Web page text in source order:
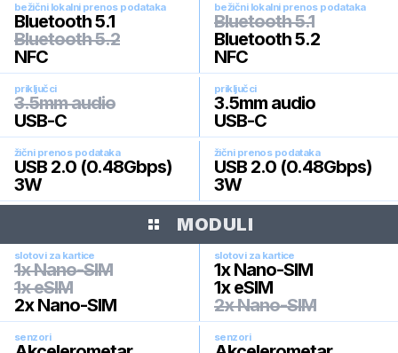
bežični lokalni prenos podataka
Bluetooth 5.1
Bluetooth 5.2
NFC
bežični lokalni prenos podataka
Bluetooth 5.1
Bluetooth 5.2
NFC
priključci
3.5mm audio
USB-C
priključci
3.5mm audio
USB-C
žični prenos podataka
USB 2.0 (0.48Gbps)
3W
žični prenos podataka
USB 2.0 (0.48Gbps)
3W
MODULI
slotovi za kartice
1x Nano-SIM
1x eSIM
2x Nano-SIM
slotovi za kartice
1x Nano-SIM
1x eSIM
2x Nano-SIM
senzori senzori